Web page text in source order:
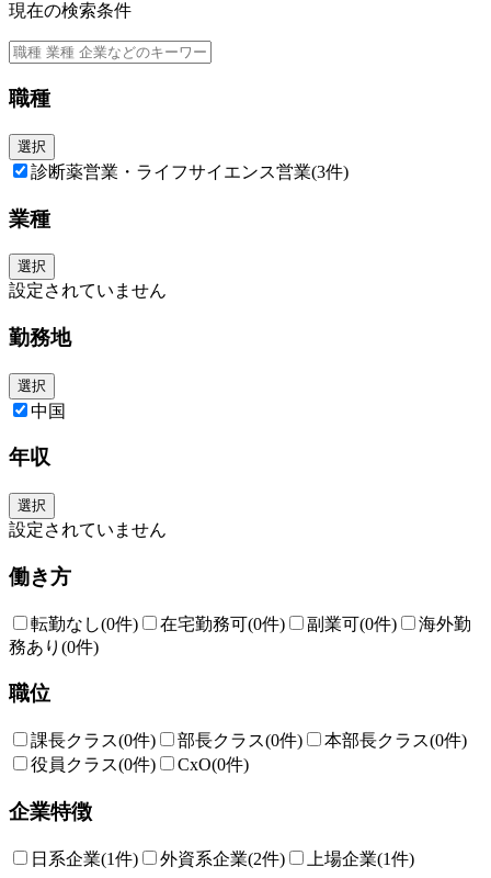
現在の検索条件
職種
選択
診断薬営業・ライフサイエンス営業(3件)
業種
選択
設定されていません
勤務地
選択
中国
年収
選択
設定されていません
働き方
転勤なし(0件) 在宅勤務可(0件) 副業可(0件)
海外勤
務あり (0件)
職位
課長クラス(0件) 部長クラス(0件) 本部長クラス(0件)
役員クラス(0件) CxO(0件)
企業特徴
日系企業(1件) 外資系企業(2件) 上場企業(1件)